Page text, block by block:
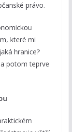
právo.
které mi
hranice?
potom teprve